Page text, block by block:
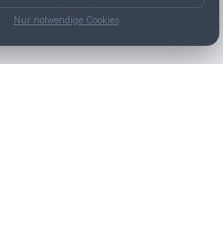
Nur notwendige Cookies